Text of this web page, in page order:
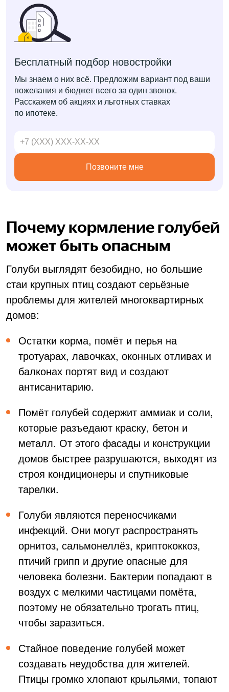
Бесплатный подбор новостройки
Мы знаем о них всё. Предложим вариант под ваши
пожелания и бюджет всего за один звонок.
Расскажем об акциях и льготных ставках
по ипотеке.
Позвоните мне
Почему кормление голубей
может быть опасным
Голуби выглядят безобидно, но большие
стаи крупных птиц создают серьёзные
проблемы для жителей многоквартирных
домов:
Остатки корма, помёт и перья на
тротуарах, лавочках, оконных отливах и
балконах портят вид и создают
антисанитарию.
Помёт голубей содержит аммиак и соли,
которые разъедают краску, бетон и
металл. От этого фасады и конструкции
домов быстрее разрушаются, выходят из
строя кондиционеры и спутниковые
тарелки.
Голуби являются переносчиками
инфекций. Они могут распространять
орнитоз, сальмонеллёз, криптококкоз,
птичий грипп и другие опасные для
человека болезни. Бактерии попадают в
воздух с мелкими частицами помёта,
поэтому не обязательно трогать птиц,
чтобы заразиться.
Стайное поведение голубей может
создавать неудобства для жителей.
Птицы громко хлопают крыльями, топают